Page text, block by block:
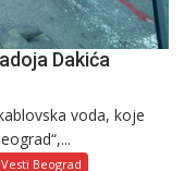
Dakića
voda, koje
Beograd